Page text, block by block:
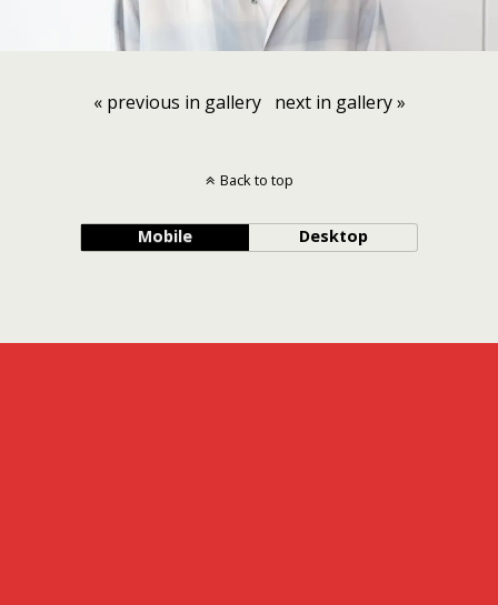
« previous in gallery next in gallery »
Back to top
Mobile Desktop